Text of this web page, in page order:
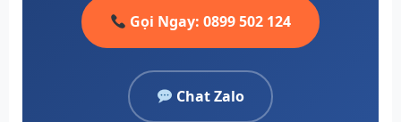
Gọi Ngay: 0899 502 124
Chat Zalo